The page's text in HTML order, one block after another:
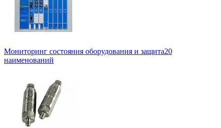
Мониторинг состояния оборудования и защита20
наименований